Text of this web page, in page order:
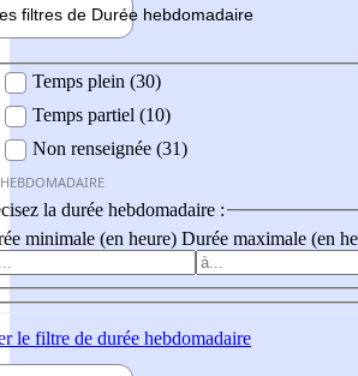
filtres de Durée hebdomadaire
Temps plein (30)
Temps partiel (10)
Non renseignée (31)
la durée hebdomadaire :
minimale (en heure) Durée maximale (en
le filtre de durée hebdomadaire